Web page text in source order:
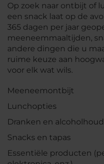
Op zoek naar ontbijt of
een snack laat op de
365 dagen per jaar
meeneemmaaltijden,
andere dingen die u
ruime keuze aan
voor elk wat wils.
Meeneemontbijt
Lunchopties
Dranken en
Snacks en tapas
Essentiële producten